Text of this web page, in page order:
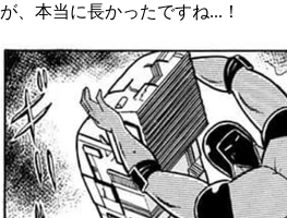
が、本当に長かったですね... ！